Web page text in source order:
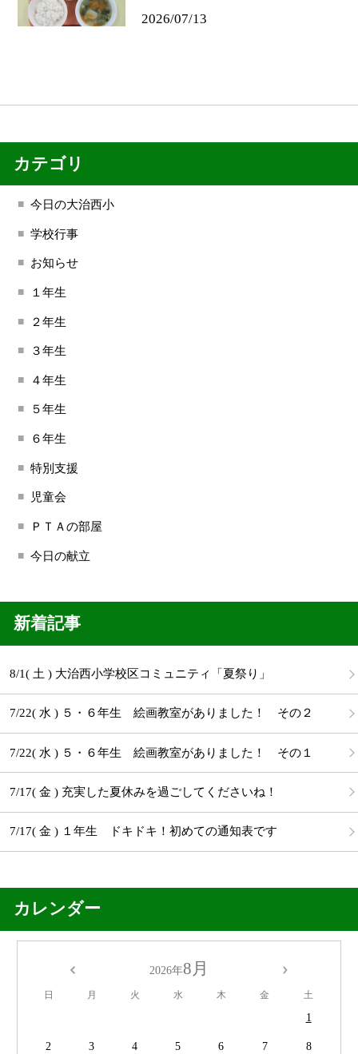
2026/07/13
カテゴリ
今日の大治西小
学校行事
お知らせ
１年生
２年生
３年生
４年生
５年生
６年生
特別支援
児童会
ＰＴＡの部屋
今日の献立
新着記事
8/1( 土 ) 大治西小学校区コミュニティ「夏祭り」
7/22( 水 ) ５・６年生 絵画教室がありました！ その２
7/22( 水 ) ５・６年生 絵画教室がありました！ その１
7/17( 金 ) 充実した夏休みを過ごしてくださいね！
7/17( 金 ) １年生 ドキドキ！初めての通知表です
カレンダー
2026年8月
日 月 火 水 木 金 土
1
2 3 4 5 6 7 8